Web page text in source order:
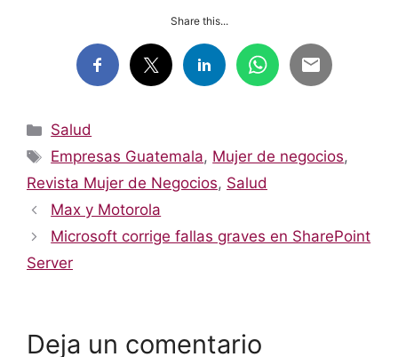
Share this...
Categorías
Salud
Etiquetas
Empresas Guatemala, Mujer de negocios,
Revista Mujer de Negocios, Salud
Max y Motorola
Microsoft corrige fallas graves en SharePoint
Server
Deja un comentario